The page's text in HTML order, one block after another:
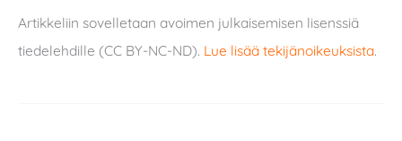
Artikkeliin sovelletaan avoimen julkaisemisen lisenssiä
tiedelehdille (CC BY-NC-ND). Lue lisää tekijänoikeuksista.